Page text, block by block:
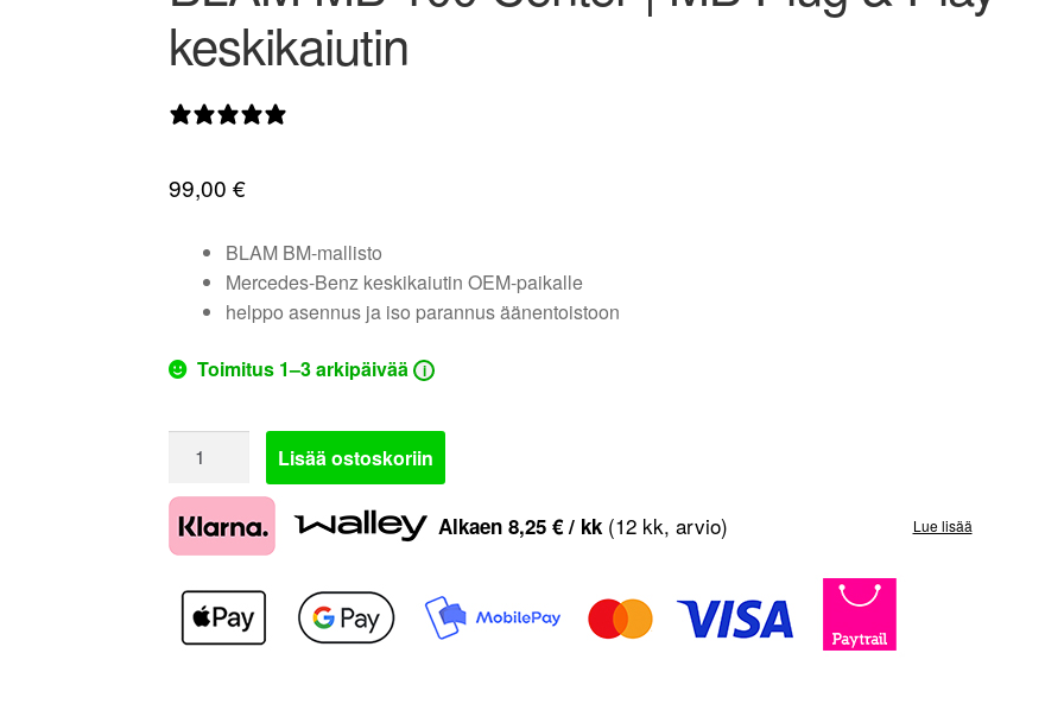
keskikaiutin
99,00 €
BLAM BM-mallisto
Mercedes-Benz keskikaiutin OEM-paikalle
helppo asennus ja iso parannus äänentoistoon
Toimitus 1–3 arkipäivää i
BLAM
100
Center
MB
Plug
Lisää ostoskoriin
Alkaen 8,25 €/ kk(12 kk, arvio) Lue lisää